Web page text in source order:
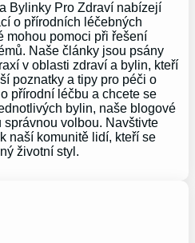
Bylinky Pro Zdraví nabízejí
o přírodních léčebných
mohou pomoci při řešení
Naše články jsou psány
v oblasti zdraví a bylin, kteří
poznatky a tipy pro péči o
přírodní léčbu a chcete se
bylin, naše blogové
volbou. Navštivte
naší komunitě lidí, kteří se
životní styl.